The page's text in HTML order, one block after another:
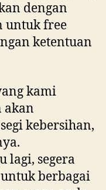
dengan
untuk free
ketentuan
kami
akan
kebersihan,
lagi, segera
berbagai